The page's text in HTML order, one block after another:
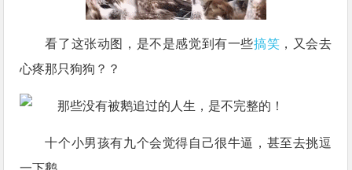
看了这张动图，是不是感觉到有一些搞笑 ，又会去
心疼那只狗狗？？
十个小男孩有九个会觉得自己很牛逼，甚至去挑逗